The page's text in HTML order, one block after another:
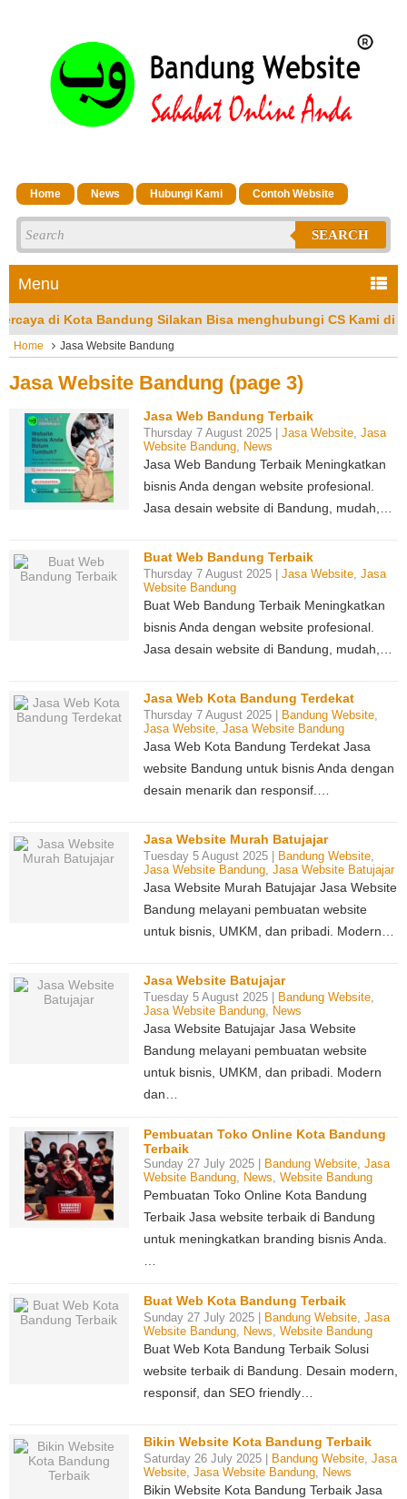
Home News Hubungi Kami Contoh Website
SEARCH
Menu
Silakan Bisa menghubungi CS Kami di No Hp/Wa:
Home Jasa Website Bandung
Jasa Website Bandung (page 3)
Jasa Web Bandung Terbaik
Thursday 7 August 2025 | Jasa Website, Jasa
Website Bandung, News
Jasa Web Bandung Terbaik Meningkatkan
bisnis Anda dengan website profesional.
Jasa desain website di Bandung, mudah,…
Buat Web Bandung Terbaik
Thursday 7 August 2025 | Jasa Website, Jasa
Website Bandung
Buat Web Bandung Terbaik Meningkatkan
bisnis Anda dengan website profesional.
Jasa desain website di Bandung, mudah,…
Jasa Web Kota Bandung Terdekat
Thursday 7 August 2025 | Bandung Website,
Jasa Website, Jasa Website Bandung
Jasa Web Kota Bandung Terdekat Jasa
website Bandung untuk bisnis Anda dengan
desain menarik dan responsif.…
Jasa Website Murah Batujajar
Tuesday 5 August 2025 | Bandung Website,
Jasa Website Bandung, Jasa Website Batujajar
Jasa Website Murah Batujajar Jasa Website
Bandung melayani pembuatan website
untuk bisnis, UMKM, dan pribadi. Modern…
Jasa Website Batujajar
Tuesday 5 August 2025 | Bandung Website,
Jasa Website Bandung, News
Jasa Website Batujajar Jasa Website
Bandung melayani pembuatan website
untuk bisnis, UMKM, dan pribadi. Modern
dan…
Pembuatan Toko Online Kota Bandung
Terbaik
Sunday 27 July 2025 | Bandung Website, Jasa
Website Bandung, News, Website Bandung
Pembuatan Toko Online Kota Bandung
Terbaik Jasa website terbaik di Bandung
untuk meningkatkan branding bisnis Anda.
…
Buat Web Kota Bandung Terbaik
Sunday 27 July 2025 | Bandung Website, Jasa
Website Bandung, News, Website Bandung
Buat Web Kota Bandung Terbaik Solusi
website terbaik di Bandung. Desain modern,
responsif, dan SEO friendly…
Bikin Website Kota Bandung Terbaik
Saturday 26 July 2025 | Bandung Website, Jasa
Website, Jasa Website Bandung, News
Bikin Website Kota Bandung Terbaik Jasa